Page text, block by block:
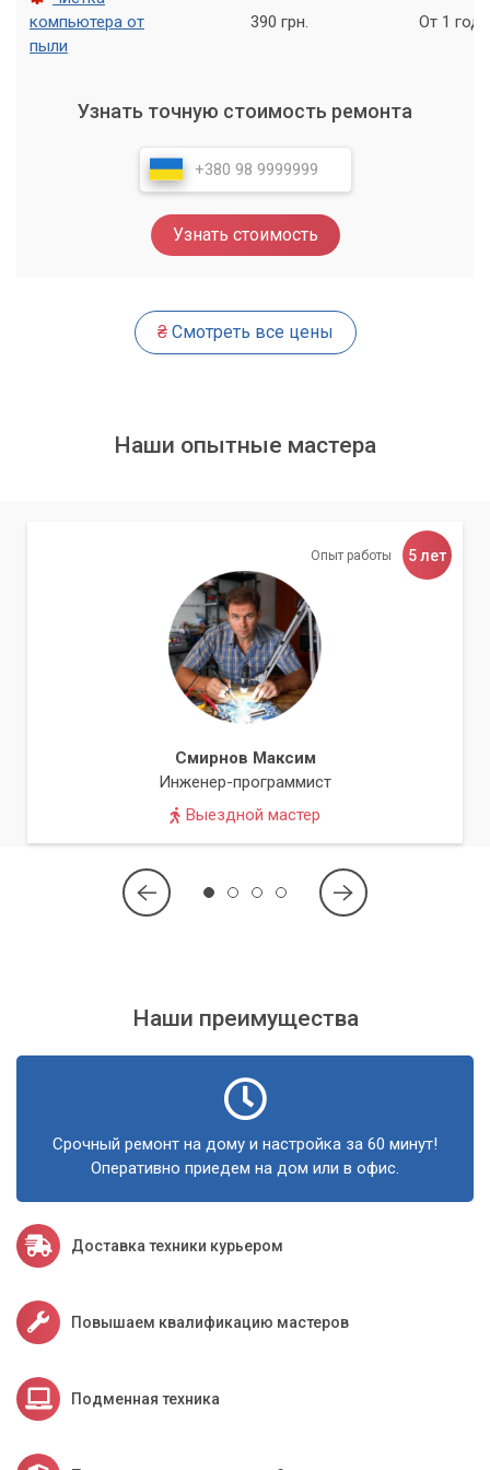
эха, чтобы обеспечить кристально чистое звучание вашего
голоса.
В мире компьютерных игр настройка чувствительности
занимает особое место, ведь от нее зачастую зависят
точность прицеливания, скорость реакции и общий
комфорт игры. Мы поможем вам настроить
чувствительность мыши, клавиатуры и других игровых
контроллеров в соответствии с вашим стилем игры и
фактором для победы.
Наш сервисный центр «Компьютерный Мастер» предлагает
не только настройку отдельных параметров
чувствительности, но и комплексный подход к
оптимизации вашей системы. Мы учитываем особенности
вашей операционной системы, тип используемых устройств
и ваши личные предпочтения, чтобы достичь наилучшего
результата. Мы работаем с компьютерами и ноутбуками на
различных операционных системах, включая Windows,
macOS и Linux. Наши специалисты обладают большим
опытом и готовы помочь вам решить любые проблемы,
связанные с настройкой вашей техники.
Почему стоит выбрать нас?
Профессиональные специалисты: Наши инженеры
имеют обширные знания и опыт в области настройки
Оперативность:Мы ценим ваше время и стремимся
выполнить работу максимально быстро и эффективно.
Мы предлагаем высокое качество
услуг по разумным ценам.
Выезд на дом или в офис:Мы готовы выехать к вам
Не миритесь с неудобствами, вызванными неправильной
центр «Компьютерный Мастер» и получите
профессиональную помощь в настройке вашей техники.
максимально комфортным и эффективным.
компьютера от
пыли
390 грн. От 1 года
Узнать точную стоимость ремонта
Узнать стоимость
₴Смотреть все цены
Наши опытные мастера
Опыт работы 5 лет
Смирнов Максим
Инженер-программист
Выездной мастер
Наши преимущества
Срочный ремонт на дому и настройка за 60 минут!
Оперативно приедем на дом или в офис.
Доставка техники курьером
Повышаем квалификацию мастеров
Подменная техника